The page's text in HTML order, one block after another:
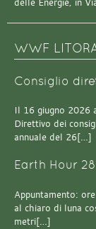
delle Energie, in
WWF
Consiglio
Il 16 giugno 2026
Direttivo dei
annuale del 26[…]
Earth Hour
Appuntamento:
al chiaro di luna
metri[…]